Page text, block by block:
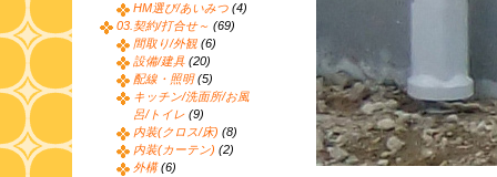
HM選び/あいみつ (4)
03.契約/打合せ～ (69)
間取り/外観 (6)
設備/建具 (20)
配線・照明(5)
キッチン/洗面所/お風
呂/トイレ (9)
内装(クロス/床) (8)
内装(カーテン) (2)
外構(6)